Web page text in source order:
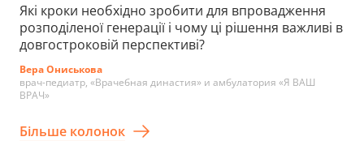
Які кроки необхідно зробити для впровадження
розподіленої генерації і чому ці рішення важливі в
довгостроковій перспективі?
Вера Ониськова
врач-педиатр, «Врачебная династия» и амбулатория «Я ВАШ
ВРАЧ»
Більше колонок